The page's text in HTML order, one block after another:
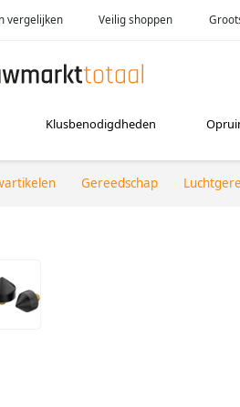
vergelijken Veilig shoppen
Klusbenodigdheden
Gereedschap